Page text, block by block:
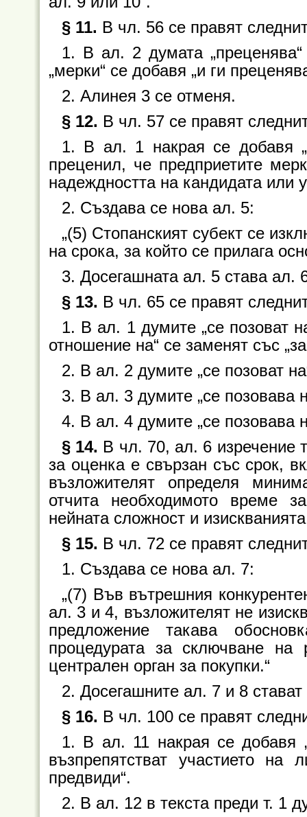
§ 11. В чл. 56 се правят
1. В ал. 2 думата
„мерки“ се добавя „и ги
2. Алинея 3 се отменя.
§ 12. В чл. 57 се правят
1. В ал. 1 накрая се добавя
преценил, че предприетите
надеждността на кандидата или
2. Създава се нова ал. 5:
„(5) Стопанският субект се
на срока, за който се прилага
3. Досегашната ал. 5 става ал.
§ 13. В чл. 65 се правят
1. В ал. 1 думите „се позоват
отношение на“ се заменят със
2. В ал. 2 думите „се позоват
3. В ал. 3 думите „се позовава
4. В ал. 4 думите „се позовава
§ 14. В чл. 70, ал. 6 изречение
за оценка е свързан със срок,
възложителят определя
отчита необходимото време
нейната сложност и
§ 15. В чл. 72 се правят
1. Създава се нова ал. 7:
„(7) Във вътрешния
ал. 3 и 4, възложителят не
предложение такава
процедурата за сключване на
централен орган за покупки.“
2. Досегашните ал. 7 и 8
§ 16. В чл. 100 се правят
1. В ал. 11 накрая се добавя
възпрепятстват участието
предвиди“.
2. В ал. 12 в текста преди т. 1